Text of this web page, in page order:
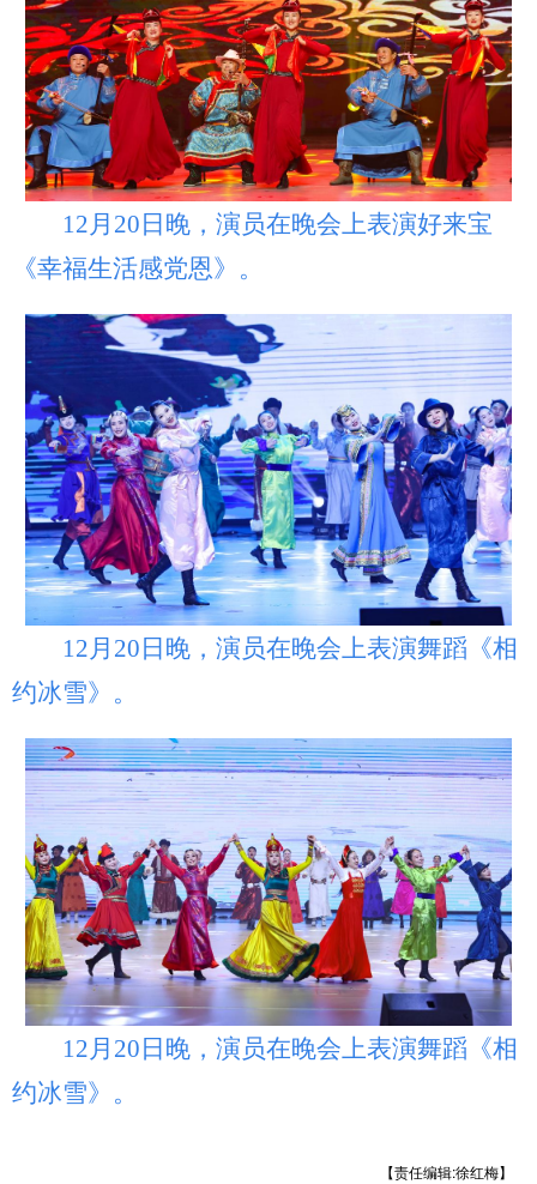
12月20日晚，演员在晚会上表演好来宝
《幸福生活感党恩》。
12月20日晚，演员在晚会上表演舞蹈《相
约冰雪》。
12月20日晚，演员在晚会上表演舞蹈《相
约冰雪》。
【责任编辑:徐红梅】